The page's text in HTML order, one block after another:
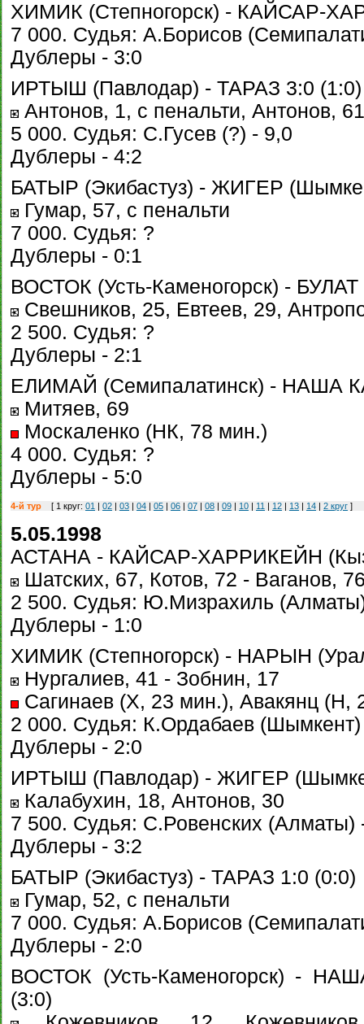
ХИМИК (Степногорск) - КАЙСАР-
7 000. Судья: А.Борисов
Дублеры - 3:0
ИРТЫШ (Павлодар) - ТАРАЗ 3:0 (1:0)
Антонов, 1, с пенальти, Антонов,
5 000. Судья: С.Гусев (?) - 9,0
Дублеры - 4:2
БАТЫР (Экибастуз) - ЖИГЕР
Гумар, 57, с пенальти
7 000. Судья: ?
Дублеры - 0:1
ВОСТОК (Усть-Каменогорск) - БУЛАТ
Свешников, 25, Евтеев, 29,
2 500. Судья: ?
Дублеры - 2:1
ЕЛИМАЙ (Семипалатинск) - НАША
Митяев, 69
Москаленко (НК, 78 мин.)
4 000. Судья: ?
Дублеры - 5:0
4-й тур [ 1 круг: 01 | 02 | 03 | 04 | 05 | 06 | 07 | 08 | 09 | 10 | 11 | 12 | 13 | 14 | 2 круг ]
5.05.1998
АСТАНА - КАЙСАР-ХАРРИКЕЙН
Шатских, 67, Котов, 72 - Ваганов,
2 500. Судья: Ю.Мизрахиль
Дублеры - 1:0
ХИМИК (Степногорск) - НАРЫН
Нургалиев, 41 - Зобнин, 17
Сагинаев (Х, 23 мин.), Авакянц (Н,
2 000. Судья: К.Ордабаев (Шымкент)
Дублеры - 2:0
ИРТЫШ (Павлодар) - ЖИГЕР
Калабухин, 18, Антонов, 30
7 500. Судья: С.Ровенских (Алматы)
Дублеры - 3:2
БАТЫР (Экибастуз) - ТАРАЗ 1:0 (0:0)
Гумар, 52, с пенальти
7 000. Судья: А.Борисов
Дублеры - 2:0
ВОСТОК (Усть-Каменогорск) -
(3:0)